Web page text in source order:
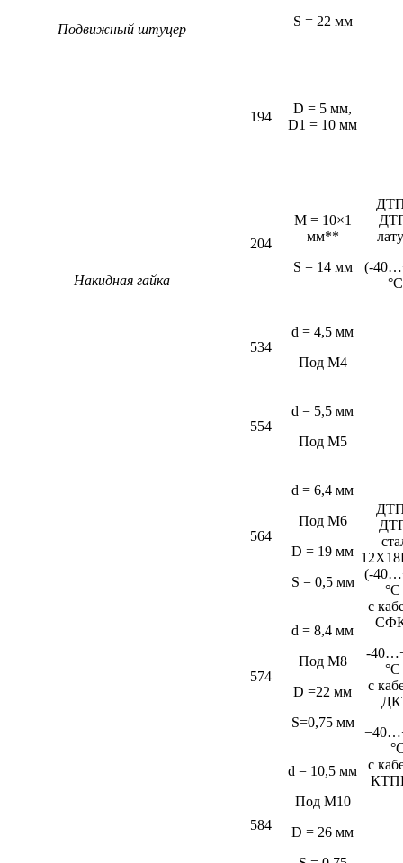
Подвижный штуцер
S = 22 мм
194
D = 5 мм,
D1 = 10 мм
Накидная гайка
204
M = 10×1
мм**
S = 14 мм
(-
534
d = 4,5 мм
Под М4
(-
°C
c
-
°C
c
c
554
d = 5,5 мм
Под М5
564
d = 6,4 мм
Под М6
D = 19 мм
S = 0,5 мм
574
d = 8,4 мм
Под М8
D =22 мм
S=0,75 мм
584
d = 10,5 мм
Под М10
D = 26 мм